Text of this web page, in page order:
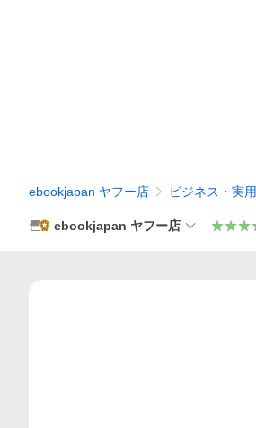
ebookjapan ヤフー店 ビジネス・実用
ebookjapan ヤフー店